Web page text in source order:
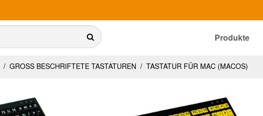
Produkte
/ GROSS BESCHRIFTETE TASTATUREN / TASTATUR FÜR MAC (MACOS)